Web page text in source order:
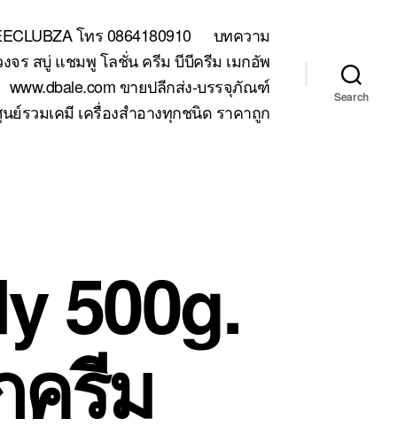
โทร 0864180910
บทความ
งจร สบู่ แชมพู โลชั่น ครีม บีบีครีม เมกอัพ
www.dbale.com ขายปลีกส่ง-บรรจุภัณฑ์
รวมเคมี เครื่องสำอางทุกชนิด ราคาถูก
Search
500g.
ครีม